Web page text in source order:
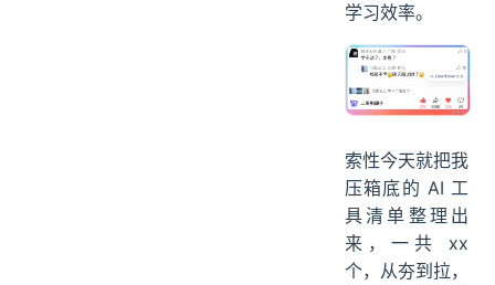
学习效率。
索性今天就把我
压箱底的 AI 工
具清单整理出
来，一共 xx
个，从夯到拉，